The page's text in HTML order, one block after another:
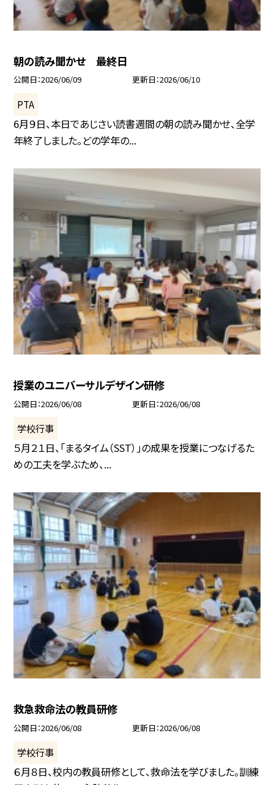
朝の読み聞かせ 最終日
公開日 2026/06/09 更新日 2026/06/10
PTA
6月９日、本日であじさい読書週間の朝の読み聞かせ、全学
年終了しました。どの学年の...
授業のユニバーサルデザイン研修
公開日 2026/06/08 更新日 2026/06/08
学校行事
５月２１日、「まるタイム（SST）」の成果を授業につなげるた
めの工夫を学ぶため、...
救急救命法の教員研修
公開日 2026/06/08 更新日 2026/06/08
学校行事
６月８日、校内の教員研修として、救命法を学びました。訓練